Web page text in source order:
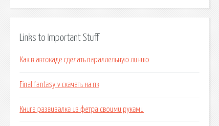
Links to Important Stuff
Как в автокаде сделать параллельную линию
Final fantasy v скачать на пк
Книга развивалка из фетра своими руками